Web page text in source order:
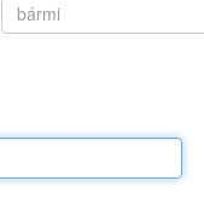
bármi